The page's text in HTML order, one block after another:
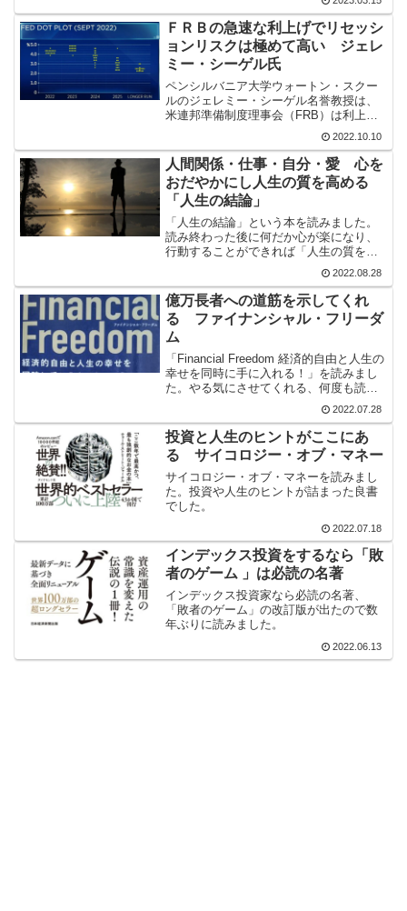
ＦＲＢの急速な利上げでリセッシ
ョンリスクは極めて高い ジェレ
ミー・シーゲル氏
ペンシルバニア大学ウォートン・スクー
ルのジェレミー・シーゲル名誉教授は、
米連邦準備制度理事会（FRB）は利上げ
のペースが早すぎ、このままではリセッ
ションリスクが極めて高くなると指摘し
ています。
2022.10.10
人間関係・仕事・自分・愛 心を
おだやかにし人生の質を高める
「人生の結論」
「人生の結論」という本を読みました。
読み終わった後に何だか心が楽になり、
行動することができれば「人生の質を上
げることができる」と感じたよい本でし
た。ぜひ、読むことをおすすめしておき
ます。
2022.08.28
億万長者への道筋を示してくれ
る ファイナンシャル・フリーダ
ム
「Financial Freedom 経済的自由と人生の
幸せを同時に手に入れる！」を読みまし
た。やる気にさせてくれる、何度も読み
返したいと思う良い本でした。
2022.07.28
投資と人生のヒントがここにあ
る サイコロジー・オブ・マネー
サイコロジー・オブ・マネーを読みまし
た。投資や人生のヒントが詰まった良書
でした。
2022.07.18
インデックス投資をするなら「敗
者のゲーム 」は必読の名著
インデックス投資家なら必読の名著、
「敗者のゲーム」の改訂版が出たので数
年ぶりに読みました。
2022.06.13